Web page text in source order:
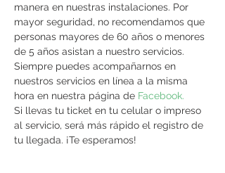
manera en nuestras instalaciones. Por
mayor seguridad, no recomendamos que
personas mayores de 60 años o menores
de 5 años asistan a nuestro servicios.
Siempre puedes acompañarnos en
nuestros servicios en línea a la misma
hora en nuestra página de Facebook.
Si llevas tu ticket en tu celular o impreso
al servicio, será más rápido el registro de
tu llegada. ¡Te esperamos!